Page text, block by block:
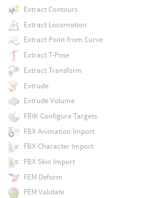
Extract Contours
Extract Locomotion
Extract Point from Curve
Extract T-Pose
Extract Transform
Extrude
Extrude Volume
FBIK Configure Targets
FBX Animation Import
FBX Character Import
FBX Skin Import
FEM Deform
FEM Validate